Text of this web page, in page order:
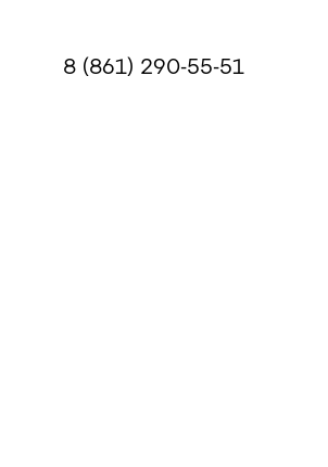
8 (861) 290-55-51